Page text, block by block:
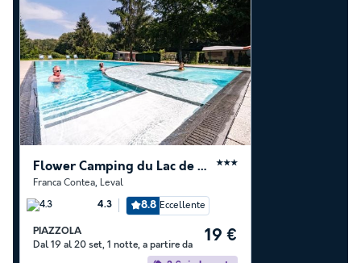
Flower Camping du Lac de la Seigneurie ★★★
Franca Contea, Leval
4.3 8.8 Eccellente
PIAZZOLA
Dal 19 al 20 set, 1 notte, a partire da
19 €